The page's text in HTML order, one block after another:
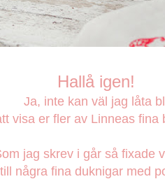
Hallå igen!
Ja, inte kan väl jag låta
visa er fler av Linneas fina
jag skrev i går så fixade
till några fina duknigar med